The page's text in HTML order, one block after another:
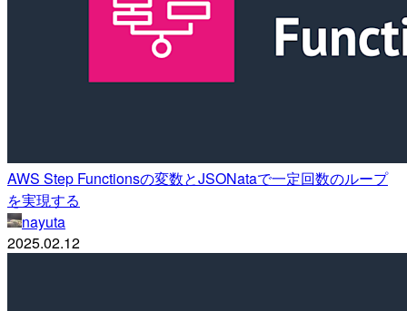
AWS Step Functionsの変数とJSONataで一定回数のループ
を実現する
nayuta
2025.02.12